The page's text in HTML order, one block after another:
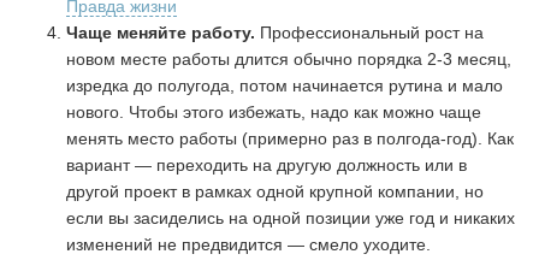
Правда жизни
Чаще меняйте работу. Профессиональный рост на
новом месте работы длится обычно порядка 2-3 месяц,
изредка до полугода, потом начинается рутина и мало
нового. Чтобы этого избежать, надо как можно чаще
менять место работы (примерно раз в полгода-год). Как
вариант — переходить на другую должность или в
другой проект в рамках одной крупной компании, но
если вы засиделись на одной позиции уже год и никаких
изменений не предвидится — смело уходите.